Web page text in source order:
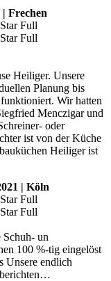
Frechen
Heiliger. Unsere
Planung bis
Wir hatten
Menczigar und
oder
ist von der Küche
Heiliger ist
| Köln
Schuh- un
100 %-tig eingelöst
Unsere endlich
berichten…